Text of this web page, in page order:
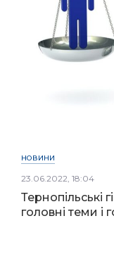
НОВИНИ
23.06.2022, 18:04
Тернопільські
головні теми і